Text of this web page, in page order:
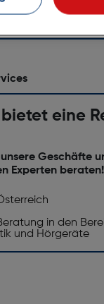
eine
Geschäfte
Experten beraten!
in den
und Hörgeräte